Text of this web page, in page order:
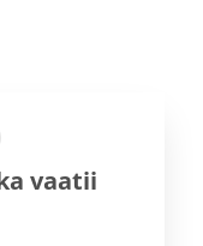
vaatii